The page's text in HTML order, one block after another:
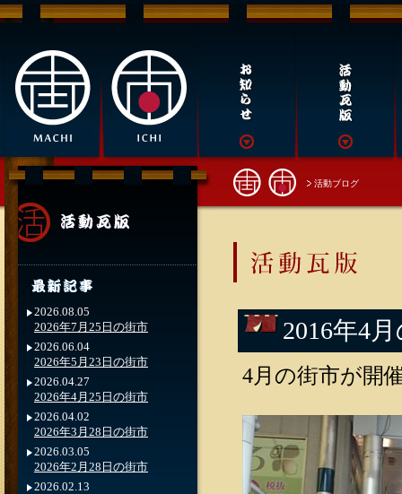
活動ブログ
2016年4
4月の街市が開
2026.08.05
2026年7月25日の街市
2026.06.04
2026年5月23日の街市
2026.04.27
2026年4月25日の街市
2026.04.02
2026年3月28日の街市
2026.03.05
2026年2月28日の街市
2026.02.13